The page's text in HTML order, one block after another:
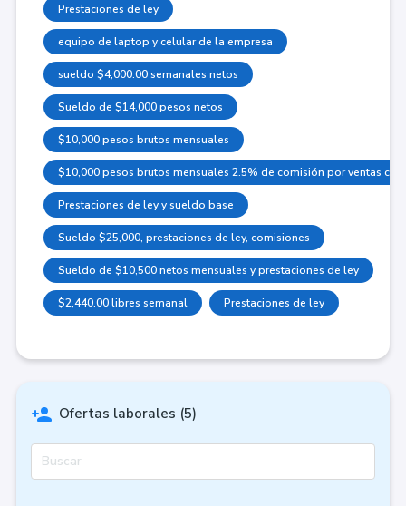
Prestaciones de ley
equipo de laptop y celular de la empresa
sueldo $4,000.00 semanales netos
Sueldo de $14,000 pesos netos
$10,000 pesos brutos mensuales
$10,000 pesos brutos mensuales 2.5% de comisión por ventas
Prestaciones de ley y sueldo base
Sueldo $25,000, prestaciones de ley, comisiones
Sueldo de $10,500 netos mensuales y prestaciones de ley
$2,440.00 libres semanal Prestaciones de ley
Ofertas laborales (5)